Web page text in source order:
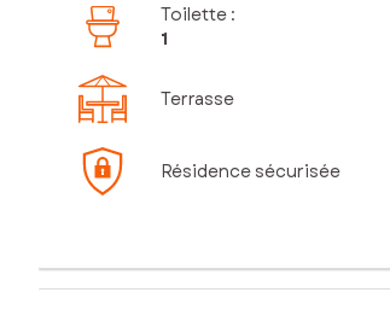
Toilette :
1
Terrasse
Résidence sécurisée